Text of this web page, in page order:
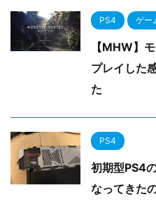
PS4 ゲー
【MHW】
プレイした
た
PS4
初期型PS4
なってきた